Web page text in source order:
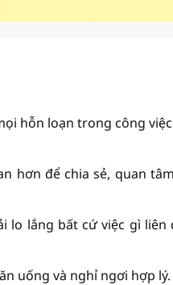
hỗn loạn trong công
hơn để chia sẻ, quan
lo lắng bất cứ việc gì liên
uống và nghỉ ngơi hợp lý.